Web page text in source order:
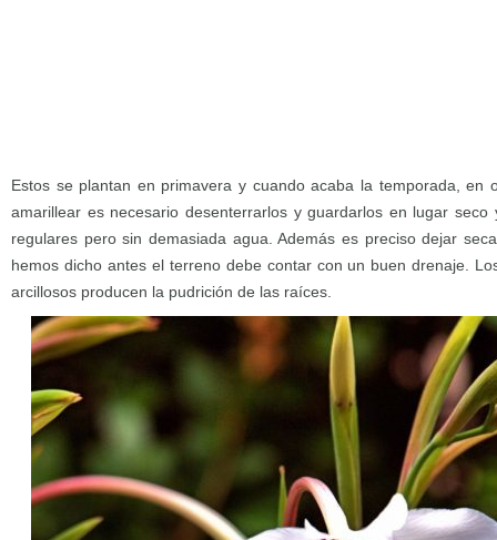
Estos se plantan en primavera y cuando acaba la temporada, en
amarillear es necesario desenterrarlos y guardarlos en lugar
regulares pero sin demasiada agua. Además es preciso dejar
hemos dicho antes el terreno debe contar con un buen drenaje.
arcillosos producen la pudrición de las raíces.